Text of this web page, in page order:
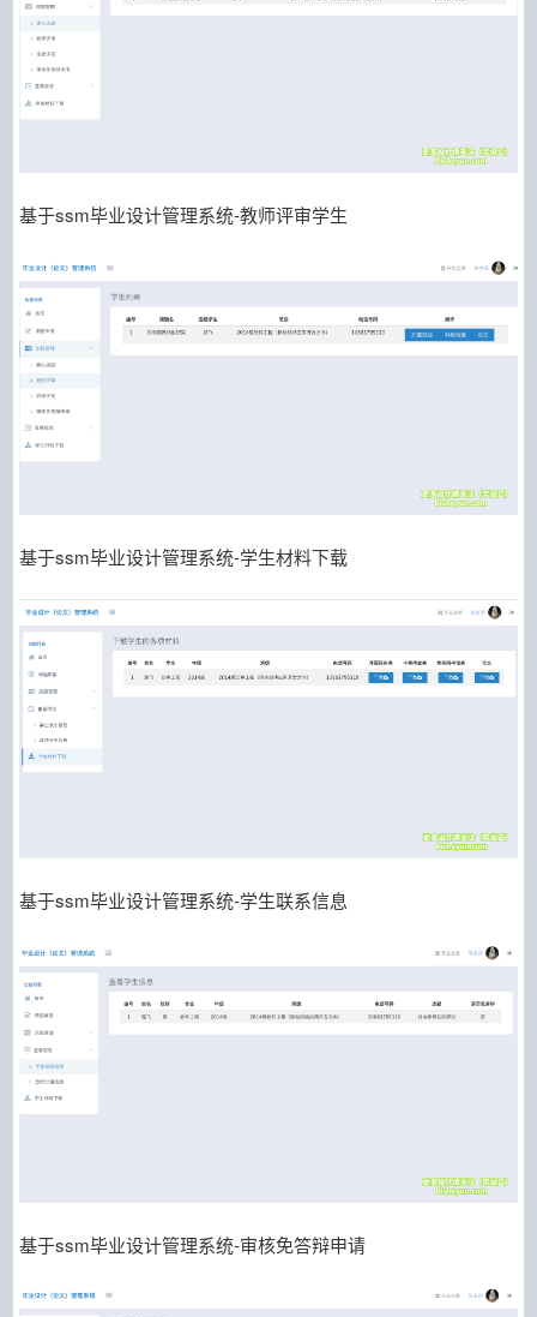
基于ssm毕业设计管理系统-教师评审学生
基于ssm毕业设计管理系统-学生材料下载
基于ssm毕业设计管理系统-学生联系信息
基于ssm毕业设计管理系统-审核免答辩申请